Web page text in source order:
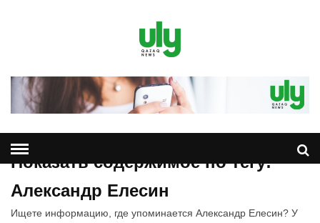
Показать содержимое по тегу:
Александр Елесин
Ищете информацию, где упоминается Александр Елесин? У